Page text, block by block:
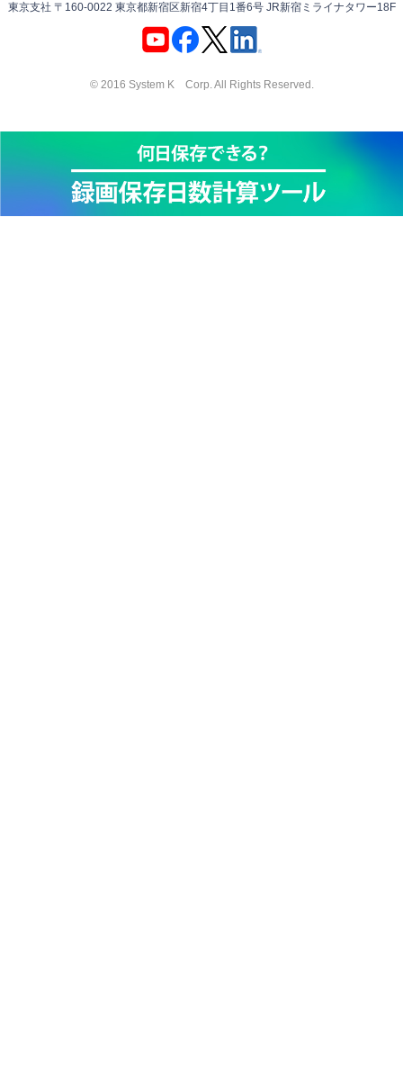
東京支社 〒160-0022 東京都新宿区新宿4丁目1番6号 JR新宿ミライナタワー18F
© 2016 System K Corp. All Rights Reserved.